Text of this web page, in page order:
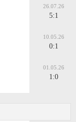
26.07.26
5:1
10.05.26
0:1
01.05.26
1:0